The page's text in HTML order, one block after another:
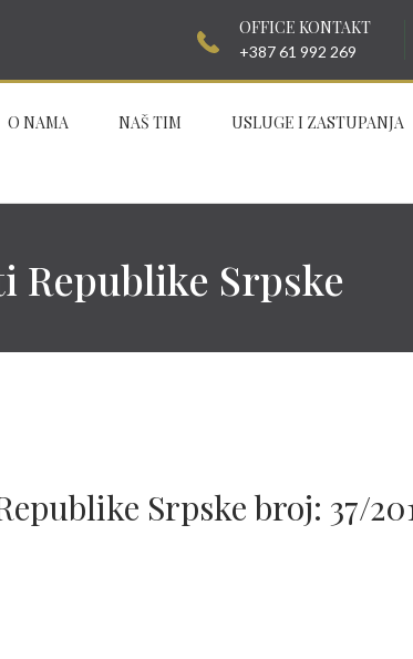
OFFICE KONTAKT
+387 61 992 269
O NAMA NAŠ TIM USLUGE I ZASTUPANJA
Republike Srpske
Srpske broj: 37/